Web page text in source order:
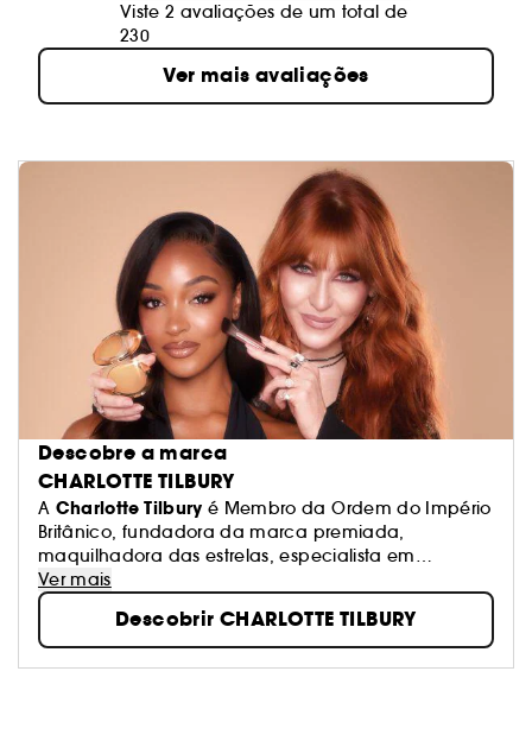
Viste 2 avaliações de um total de
230
Ver mais avaliações
Descobre a marca
CHARLOTTE TILBURY
A Charlotte Tilbury é Membro da Ordem do Império
Britânico, fundadora da marca premiada,
maquilhadora das estrelas, especialista em
cuidados do rosto de alto desempenho + criadora
de perfumes inovadores!
Ver mais
Descobrir CHARLOTTE TILBURY